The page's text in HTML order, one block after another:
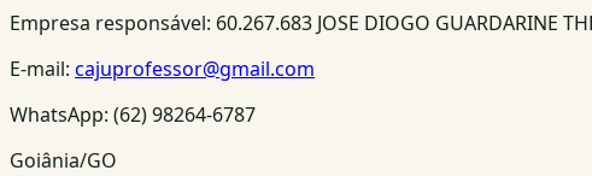
Empresa responsável: 60.267.683 JOSE DIOGO GUARDARINE
E-mail: cajuprofessor@gmail.com
WhatsApp: (62) 98264-6787
Goiânia/GO